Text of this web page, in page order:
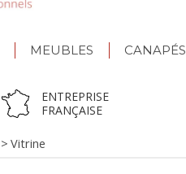
MEUBLES CANAPÉS
ENTREPRISE
FRANÇAISE
> Vitrine